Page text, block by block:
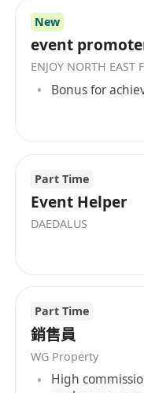
目顺利推进。
职位要求：
1. 本科及以上学历
专业
2. 具有5-10年跨国
3. 熟悉国际贸易流
5. 熟练掌握普通话
6. 能接受出差
New
event
Bonus for
Part Time
Event Helper
DAEDALUS
Part Time
銷售員
WG Property
High